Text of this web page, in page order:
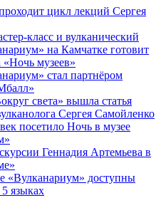
цикл лекций Сергея
класс и вулканический
на Камчатке готовит
музеев»
стал партнёром
света» вышла статья
Сергея Самойленко
посетило Ночь в музее
Геннадия Артемьева в
«Вулканариум» доступны
языках